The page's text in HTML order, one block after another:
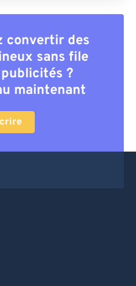
convertir des
sans file
?
maintenant